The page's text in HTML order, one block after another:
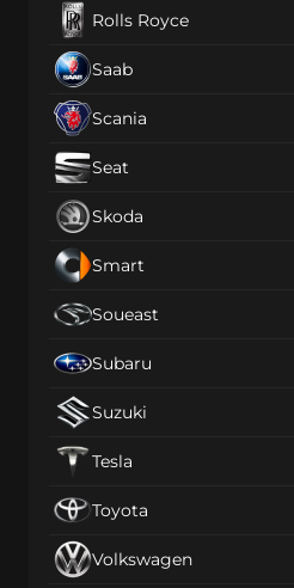
Rolls Royce
Saab
Scania
Seat
Skoda
Smart
Soueast
Subaru
Suzuki
Tesla
Toyota
Volkswagen